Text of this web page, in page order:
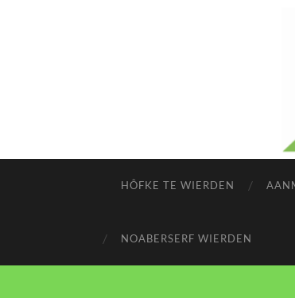
HÔFKE TE WIERDEN
NOABERSERF WIERDEN